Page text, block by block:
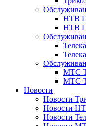
НТВ
НТВ
МТС
МТС
Новости
Новости
Новости
Новости